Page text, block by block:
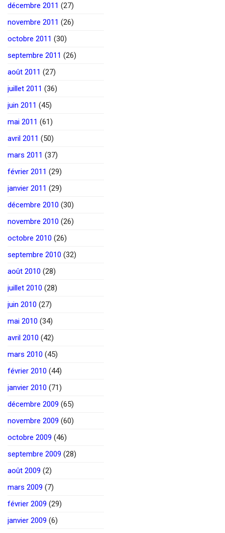
décembre 2011 (27)
novembre 2011 (26)
octobre 2011 (30)
septembre 2011 (26)
août 2011 (27)
juillet 2011 (36)
juin 2011 (45)
mai 2011 (61)
avril 2011 (50)
mars 2011 (37)
février 2011 (29)
janvier 2011 (29)
décembre 2010 (30)
novembre 2010 (26)
octobre 2010 (26)
septembre 2010 (32)
août 2010 (28)
juillet 2010 (28)
juin 2010 (27)
mai 2010 (34)
avril 2010 (42)
mars 2010 (45)
février 2010 (44)
janvier 2010 (71)
décembre 2009 (65)
novembre 2009 (60)
octobre 2009 (46)
septembre 2009 (28)
août 2009 (2)
mars 2009 (7)
février 2009 (29)
janvier 2009 (6)